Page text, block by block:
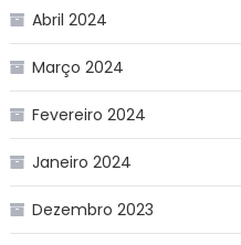
Abril 2024
Março 2024
Fevereiro 2024
Janeiro 2024
Dezembro 2023